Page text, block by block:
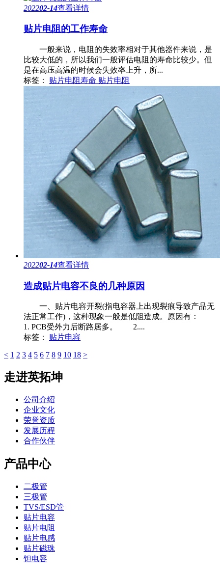
202202-14查看详情
贴片电阻的工作寿命
一般来说，电阻的失效率相对于其他器件来说，是
比较大低的，所以我们一般评估电阻的寿命比较少。但
是在高压高温的时候会失效率上升，所...
标签：
贴片电阻寿命 贴片电阻
202202-14查看详情
造成贴片电容不良的几种原因
一、贴片电容开裂(指电容器上出现裂痕导致产品无
法正常工作)，这种现象一般是低阻造成。原因有：
1. PCB受外力后断路居多。 2....
标签：
贴片电容
< 1 2 3 4 5 6 7 8 9 10 18 >
走进英拓坤
公司介绍
企业文化
荣誉资质
发展历程
合作伙伴
产品中心
二极管
三极管
TVS/ESD管
贴片电容
贴片电阻
贴片电感
贴片磁珠
钽电容